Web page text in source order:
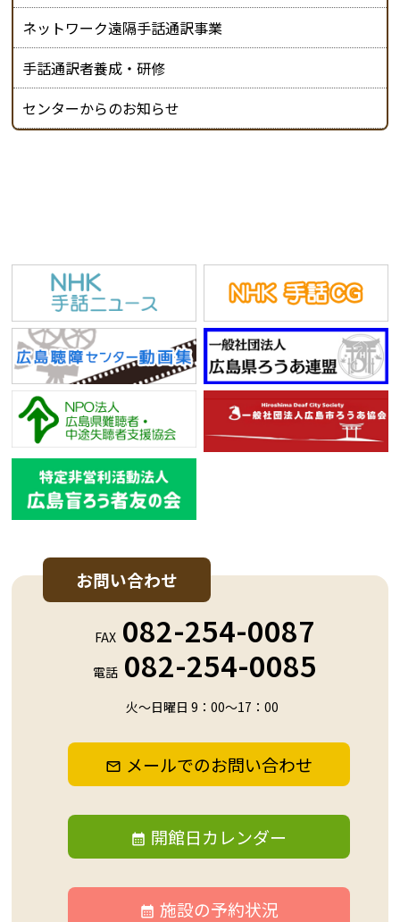
ネットワーク遠隔手話通訳事業
手話通訳者養成・研修
センターからのお知らせ
お問い合わせ
FAX 082-254-0087
電話 082-254-0085
火～日曜日 9：00～17：00
メールでのお問い合わせ
開館日カレンダー
施設の予約状況